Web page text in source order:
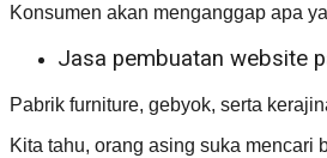
Konsumen akan menganggap apa
Jasa pembuatan website
Pabrik furniture, gebyok, serta
Kita tahu, orang asing suka mencari